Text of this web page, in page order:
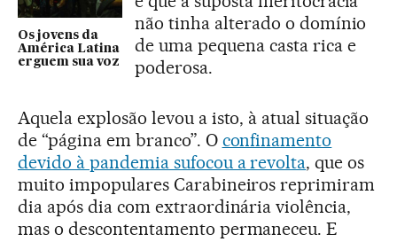
Os jovens da
América Latina
erguem sua voz
não tinha alterado o domínio
de uma pequena casta rica e
poderosa.
Aquela explosão levou a isto, à atual situação
de “página em branco”. O confinamento
devido à pandemia sufocou a revolta, que os
muito impopulares Carabineiros reprimiram
dia após dia com extraordinária violência,
mas o descontentamento permaneceu. E